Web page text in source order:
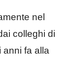
nel
colleghi di
anni fa alla